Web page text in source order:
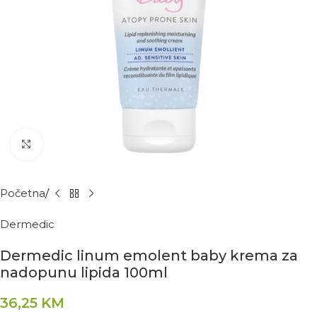
Početna
Dermedic
Dermedic linum emolent baby krema za
nadopunu lipida 100ml
36,25 KM